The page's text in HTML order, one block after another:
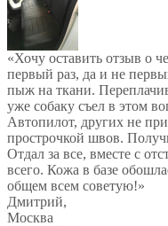
«Хочу оставить отзыв о
первый раз, да и не
пыж на ткани.
уже собаку съел в этом
Автопилот, других не
прострочкой швов.
Отдал за все, вместе с
всего. Кожа в базе
общем всем советую!»
Дмитрий,
Москва